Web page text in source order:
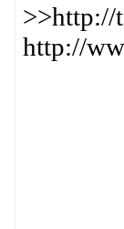
http://